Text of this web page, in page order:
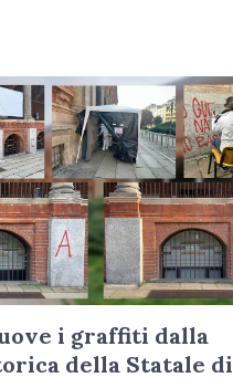
i graffiti dalla
della Statale di